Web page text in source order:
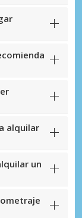
alquilar
un